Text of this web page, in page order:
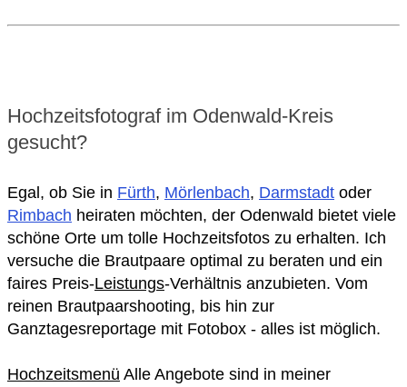
Hochzeitsfotograf im Odenwald-Kreis
gesucht?
Egal, ob Sie in Fürth, Mörlenbach, Darmstadt oder
Rimbach heiraten möchten, der Odenwald bietet viele
schöne Orte um tolle Hochzeitsfotos zu erhalten. Ich
versuche die Brautpaare optimal zu beraten und ein
faires Preis-Leistungs-Verhältnis anzubieten. Vom
reinen Brautpaarshooting, bis hin zur
Ganztagesreportage mit Fotobox - alles ist möglich.
Hochzeitsmenü Alle Angebote sind in meiner